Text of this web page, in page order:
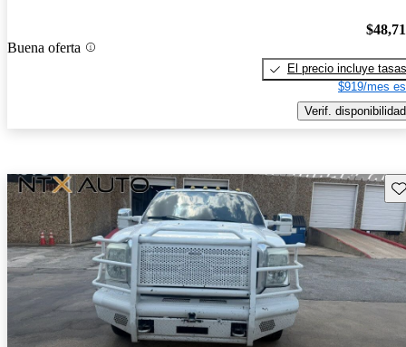
Buena oferta
El precio incluye tasas
$919/mes
Verif. disponibilidad